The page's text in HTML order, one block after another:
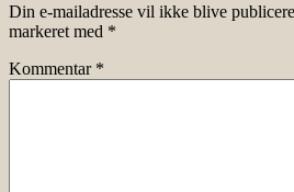
Din e-mailadresse vil ikke blive
markeret med *
Kommentar *